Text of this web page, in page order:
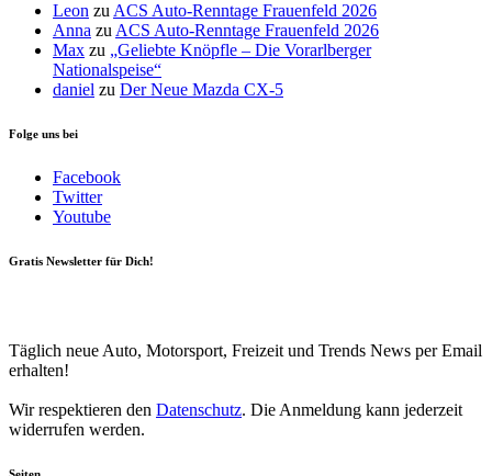
Leon zuACS Auto-Renntage Frauenfeld 2026
Anna zuACS Auto-Renntage Frauenfeld 2026
Max zu „Geliebte Knöpfle – Die Vorarlberger
Nationalspeise“
daniel zu Der Neue Mazda CX-5
Folge uns bei
Facebook
Twitter
Youtube
Gratis Newsletter für Dich!
Täglich neue Auto, Motorsport, Freizeit und Trends News per Email
erhalten!
Wir respektieren den Datenschutz. Die Anmeldung kann jederzeit
widerrufen werden.